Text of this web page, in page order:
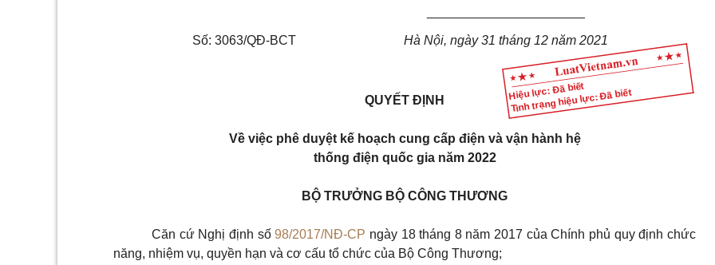
Hiệu lực: Đã biết
Tình trạng hiệu lực: Đã biết
Số: 3063/QĐ-BCT Hà Nội, ngày31 tháng 12 năm 2021
QUYẾT ĐỊNH
Về việc phê duyệt kế hoạch cung cấp điện và vận hành hệ
thống điện quốc gia năm 2022
BỘ TRƯỞNG BỘ CÔNG THƯƠNG
Căn cứ Nghị định số98/2017/NĐ-CP ngày 18 tháng 8 năm 2017 của Chính phủ quy định chức
năng, nhiệm vụ, quyền hạn và cơ cấu tổ chức của Bộ Công Thương;